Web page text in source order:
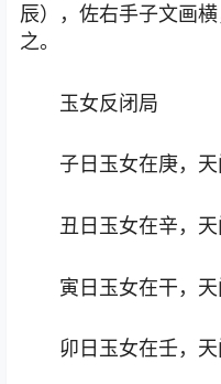
辰），佐右手子文画
之。
玉女反闭局
子日玉女在庚，天
丑日玉女在辛，天
寅日玉女在干，天
卯日玉女在壬，天